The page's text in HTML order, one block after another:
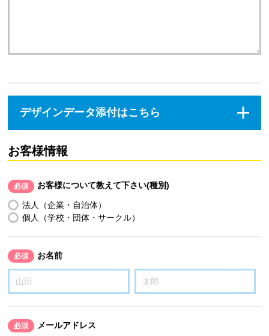
デザインデータ添付はこちら
お客様情報
必須 お客様について教えて下さい(種別)
法人（企業・自治体）
個人（学校・団体・サークル）
必須 お名前
必須 メールアドレス